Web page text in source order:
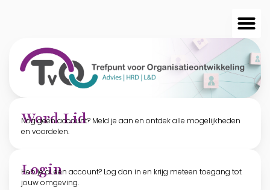
Word Lid
Nog geen account? Meld je aan en ontdek alle mogelijkheden
en voordelen.
Login
Heb je al een account? Log dan in en krijg meteen toegang tot
jouw omgeving.